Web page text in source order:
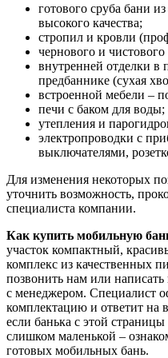
готового сруба бани
высокого качества;
стропил и кровли
чернового и
внутренней отделки в
предбаннике (сухая
встроенной мебели –
печи с баком для воды;
утепления и
электропроводки с
выключателями,
Для изменения некоторых
уточнить возможность,
специалиста компании.
Как купить мобильную
участок компактный,
комплекс из качественных
позвонить нам или
с менеджером. Специалист
комплектацию и ответит на
если банька с этой страницы
слишком маленькой –
готовых мобильных бань.